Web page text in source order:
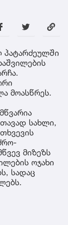
პატარძეულში
მოასწრეს.
სახლი,
მიზეზს
ოჯახი
სადაც